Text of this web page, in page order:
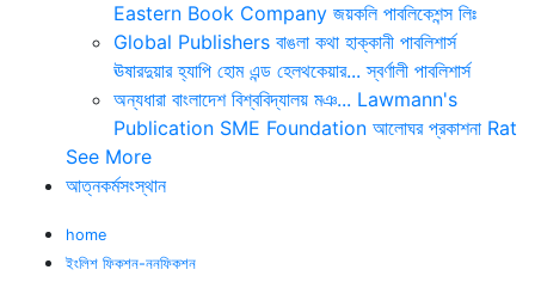
Eastern Book Company জয়কলি পাবলিকেশন্স লিঃ
Global Publishers বাঙলা কথা হাক্কানী পাবলিশার্স
ঊষারদুয়ার হ্যাপি হোম এন্ড হেলথকেয়ার... স্বর্ণালী পাবলিশার্স
অন্যধারা বাংলাদেশ বিশ্ববিদ্যালয় মঞ... Lawmann's
Publication SME Foundation আলোঘর প্রকাশনা Rat
See More
আত্নকর্মসংস্থান
home
ইংলিশ ফিকশন-ননফিকশন